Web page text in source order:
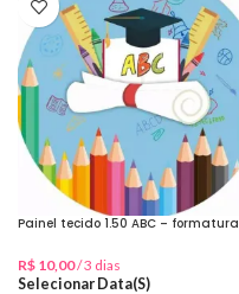
Painel tecido 1.50 ABC – formatura
R$ 10,00/ 3 dias
Selecionar Data(s)